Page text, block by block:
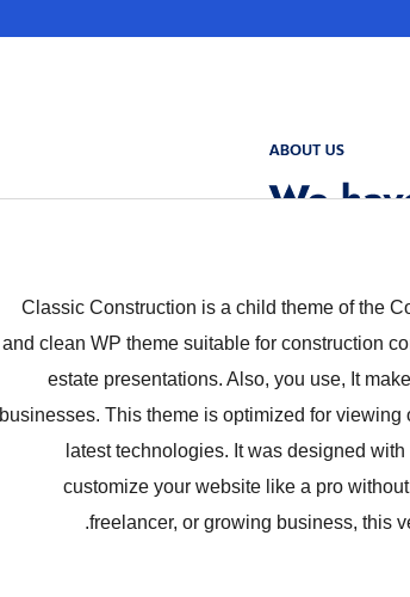
Classic Construction is a child theme of the
and clean WP theme suitable for construction
estate presentations. Also, you use, It
businesses. This theme is optimized for
latest technologies. It was designed
customize your website like a pro
freelancer, or growing business, this